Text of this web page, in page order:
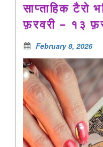
साप्ताहिक
फ़रवरी – १३
February 8, 2026